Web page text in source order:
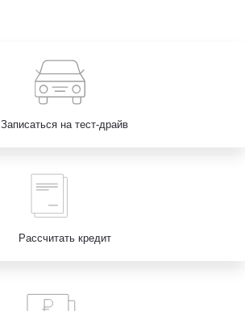
Записаться на тест-драйв
Рассчитать кредит